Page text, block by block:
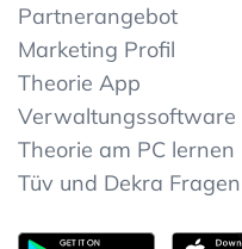
Partnerangebot
Marketing Profil
Theorie App
Verwaltungssoftware
Theorie am PC lernen
Tüv und Dekra Fragen